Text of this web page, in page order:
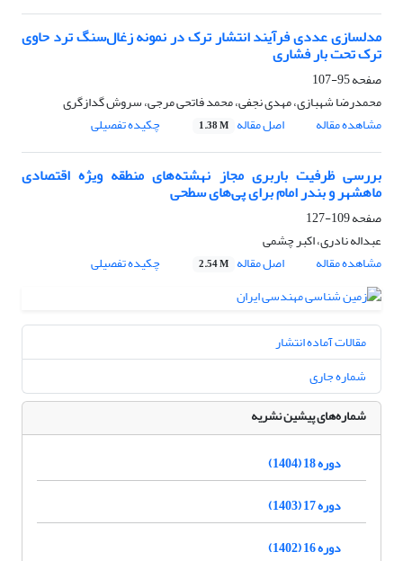
مدلسازی عددی فرآیند انتشار ترک در نمونه زغال‌سنگ ترد حاوی
ترک تحت بار فشاری
صفحه95-107
محمدرضا شهبازی، مهدی نجفی، محمد فاتحی مرجی، سروش گدازگری
مشاهده مقاله
اصل مقاله 1.38 M چکیده تفصیلی
بررسی ظرفیت باربری مجاز نهشته‌های منطقه ویژه اقتصادی
ماهشهر و بندر امام برای پی‌های سطحی
صفحه109-127
عبداله نادری، اکبر چشمی
مشاهده مقاله
اصل مقاله 2.54 M چکیده تفصیلی
مقالات آماده انتشار
شماره جاری
شماره‌های پیشین نشریه
دوره 18 (1404)
دوره 17 (1403)
دوره 16 (1402)